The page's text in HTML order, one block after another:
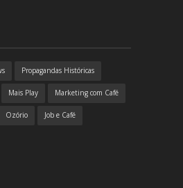
Propagandas Históricas
Mais Play Marketing com Café
Ozório Job e Café